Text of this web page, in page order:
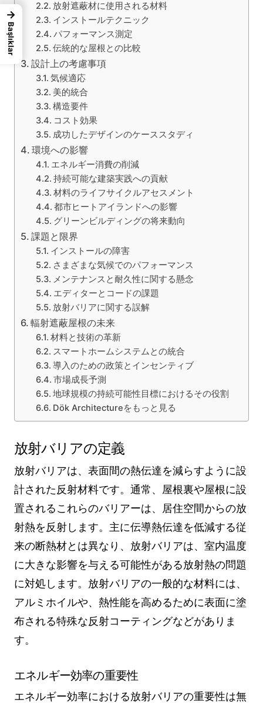
放射遮蔽材に使用される材料
インストールテクニック
パフォーマンス測定
伝統的な屋根との比較
設計上の考慮事項
気候適応
美的統合
構造要件
コスト効果
成功したデザインのケーススタディ
環境への影響
エネルギー消費の削減
持続可能な建築実践への貢献
材料のライフサイクルアセスメント
都市ヒートアイランドへの影響
グリーンビルディングの将来動向
課題と限界
インストールの障害
さまざまな気候でのパフォーマンス
メンテナンスと耐久性に関する懸念
エディターとコードの課題
放射バリアに関する誤解
輻射遮蔽屋根の未来
材料と技術の革新
スマートホームシステムとの統合
導入のための政策とインセンティブ
市場成長予測
地球規模の持続可能性目標におけるその役割
Dök Architectureをもっと見る
放射バリアの定義
放射バリアは、表面間の熱伝達を減らすように設
計された反射材料です。通常、屋根裏や屋根に設
置されるこれらのバリアーは、居住空間からの放
射熱を反射します。主に伝導熱伝達を低減する従
来の断熱材とは異なり、放射バリアは、室内温度
に大きな影響を与える可能性がある放射熱の問題
に対処します。放射バリアの一般的な材料には、
アルミホイルや、熱性能を高めるために表面に塗
布される特殊な反射コーティングなどがありま
す。
エネルギー効率の重要性
エネルギー効率における放射バリアの重要性は無
→
Başlıklar